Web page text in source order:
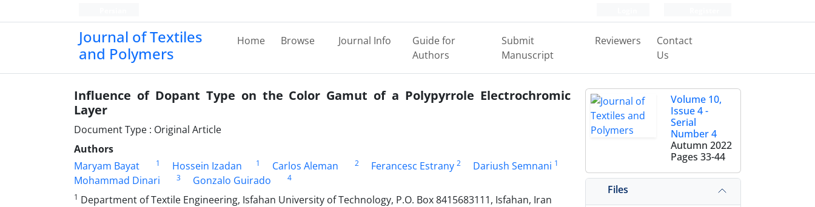
Journal of Textiles
and Polymers
Home Browse Journal Info
Guide for
Authors
Submit
Manuscript
Reviewers
Contact
Us
Influence of Dopant Type on the Color Gamut of a Polypyrrole Electrochromic
Layer
Document Type : Original Article
Authors
Maryam Bayat
1 Hossein Izadan 1 Carlos Aleman 2 Ferancesc Estrany 2 Dariush Semnani 1
Mohammad Dinari 3 Gonzalo Guirado
4
1 Department of Textile Engineering, Isfahan University of Technology, P.O. Box 8415683111, Isfahan, Iran
Volume 10,
Issue 4 -
Serial
Number 4
Autumn 2022
Pages 33-44
Files